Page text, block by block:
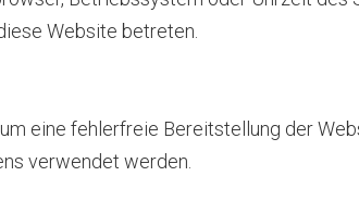
Website betreten.
eine fehlerfreie Bereitstellung der
verwendet werden.